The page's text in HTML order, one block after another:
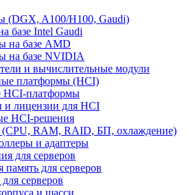
(DGX, A100/H100, Gaudi)
базе Intel Gaudi
на базе AMD
на базе NVIDIA
и вычислительные модули
платформы (HCI)
HCI-платформы
лицензии для HCI
HCI-решения
RAM, RAID, БП, охлаждение)
и адаптеры
для серверов
память для серверов
серверов
и шасси